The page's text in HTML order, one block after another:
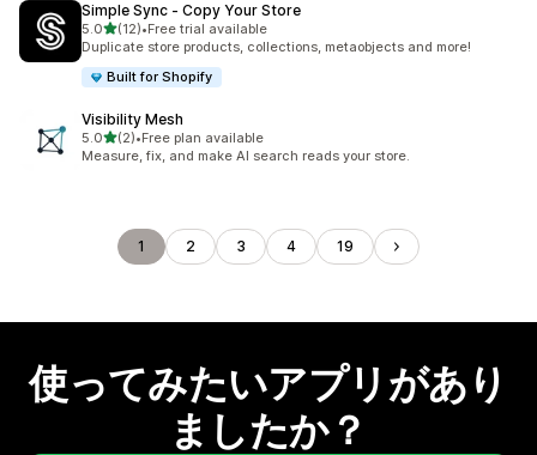
Simple Sync ‑ Copy Your Store
5.05つ星中
(12)
合計レビュー数：12件
•Free trial available
Duplicate store products, collections, metaobjects and more!
Built for Shopify
Visibility Mesh
5.05つ星中
(2)
合計レビュー数：2件
•Free plan available
Measure, fix, and make AI search reads your store.
1 2 3 4 19
使ってみたいアプリがあり
ましたか？